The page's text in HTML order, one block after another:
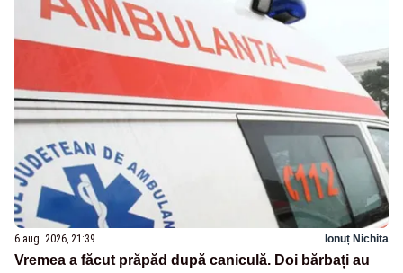
6 aug. 2026, 21:39 Ionuț Nichita
Vremea a făcut prăpăd după caniculă. Doi bărbați au